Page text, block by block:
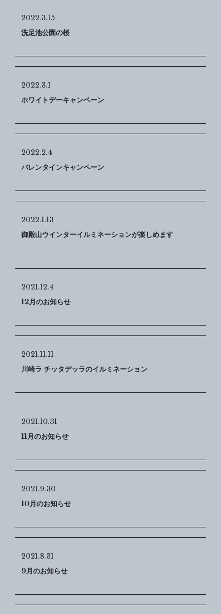
2022.3.15
洗足池公園の桜
2022.3.1
ホワイトデーキャンペーン
2022.2.4
バレンタインキャンペーン
2022.1.13
御殿山ウインターイルミネーションが楽しめます
2021.12.4
12月のお知らせ
2021.11.11
川崎ラ チッタデッラのイルミネーション
2021.10.31
11月のお知らせ
2021.9.30
10月のお知らせ
2021.8.31
9月のお知らせ